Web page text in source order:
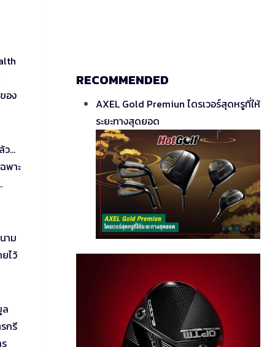
อง
ว…
พาะ
าม
ไว้
ล
กรี
RECOMMENDED
AXEL Gold Premiun ไดรเวอร์สุดหรูที่ให้
ระยะทางสุดยอด